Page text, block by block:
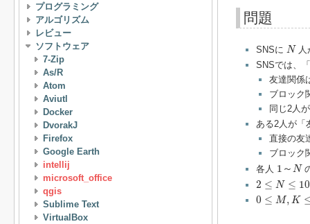
プログラミング
アルゴリズム
レビュー
ソフトウェア
7-Zip
As/R
Atom
Aviutl
Docker
DvorakJ
Firefox
Google Earth
intellij
microsoft_office
qgis
Sublime Text
VirtualBox
問題
SNSに N
N
SNSでは、
友達関係
ブロック
同じ2人
ある2人が「
直接の友
ブロック
各人 1 ～ N
1 N
2 ≤ N ≤ 10
2 ≤10
0 ≤ M, K
0 M ,K≤ 10